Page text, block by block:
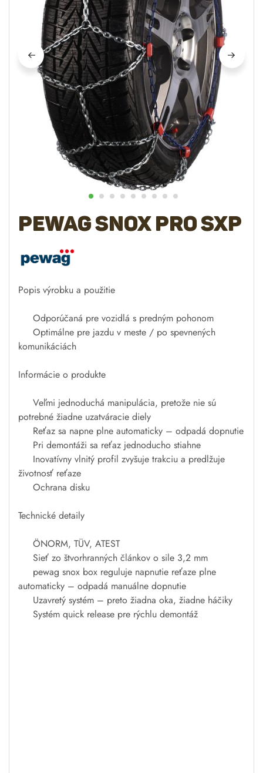
Pewag SNOX pro SXP
Popis výrobku a použitie
Odporúčaná pre vozidlá s predným pohonom
Optimálne pre jazdu v meste / po spevnených
komunikáciách
Informácie o produkte
Veľmi jednoduchá manipulácia, pretože nie sú
potrebné žiadne uzatváracie diely
Reťaz sa napne plne automaticky – odpadá dopnutie
Pri demontáži sa reťaz jednoducho stiahne
Inovatívny vlnitý profil zvyšuje trakciu a predlžuje
životnosť reťaze
Ochrana disku
Technické detaily
ÖNORM, TÜV, ATEST
Sieť zo štvorhranných článkov o sile 3,2 mm
pewag snox box reguluje napnutie reťaze plne
automaticky – odpadá manuálne dopnutie
Uzavretý systém – preto žiadna oka, žiadne háčiky
Systém quick release pre rýchlu demontáž